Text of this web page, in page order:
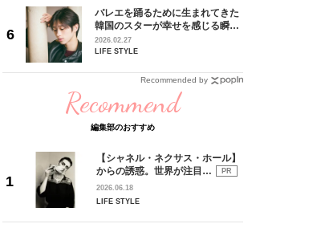
バレエを踊るために生まれてきた
韓国のスターが幸せを感じる瞬間
【王子様の推しドコロ】vol.28
チョン・ミンチョルさん
2026.02.27
LIFE STYLE
Recommended by
Recommend
編集部のおすすめ
【シャネル・ネクサス・ホール】
からの誘惑。世界が注目…
PR
2026.06.18
LIFE STYLE